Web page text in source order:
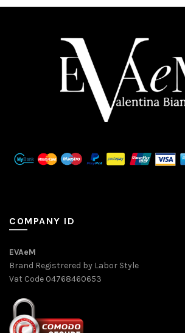
COMPANY ID
EVAeM
Brand Registrered by Labor Style
Vat Code 04768460653